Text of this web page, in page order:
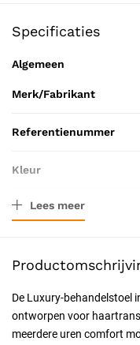
Specificaties
Algemeen
Merk/Fabrikant
Referentienummer
Kleur
Resorbeerbaar
Certificering
Lees meer
De Luxury-behandelstoel
ontworpen voor
meerdere uren comfort